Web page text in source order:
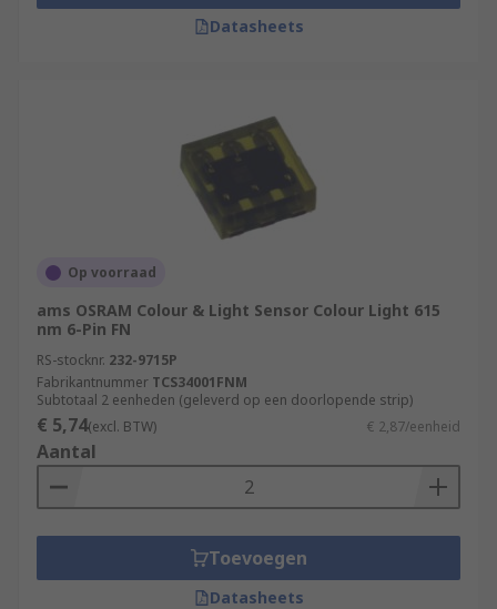
Datasheets
Op voorraad
ams OSRAM Colour & Light Sensor Colour Light 615
nm 6-Pin FN
RS-stocknr. 232-9715P
Fabrikantnummer TCS34001FNM
Subtotaal 2 eenheden (geleverd op een doorlopende strip)
€ 5,74(excl. BTW) € 2,87/eenheid
Aantal
Toevoegen
Datasheets